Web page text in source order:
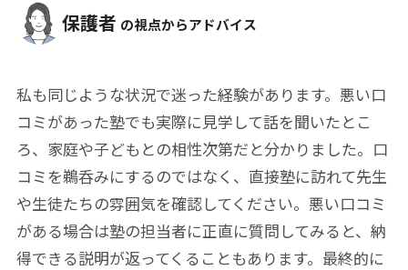
保護者 の視点からアドバイス
私も同じような状況で迷った経験があります。悪い口
コミがあった塾でも実際に見学して話を聞いたとこ
ろ、家庭や子どもとの相性次第だと分かりました。口
コミを鵜呑みにするのではなく、直接塾に訪れて先生
や生徒たちの雰囲気を確認してください。悪い口コミ
がある場合は塾の担当者に正直に質問してみると、納
得できる説明が返ってくることもあります。最終的に